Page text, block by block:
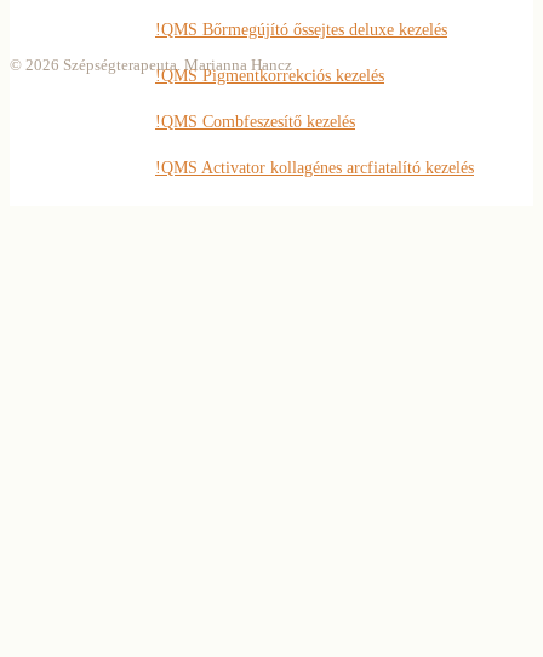
!QMS Bőrmegújító őssejtes deluxe kezelés
!QMS Pigmentkorrekciós kezelés
!QMS Combfeszesítő kezelés
!QMS Activator kollagénes arcfiatalító kezelés
© 2026 Szépségterapeuta. Marianna Hancz